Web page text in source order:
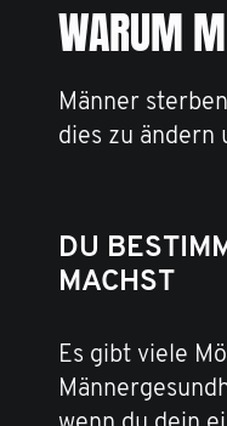
WARUM
Männer
dies zu ändern
DU
MACHST
Es gibt viele